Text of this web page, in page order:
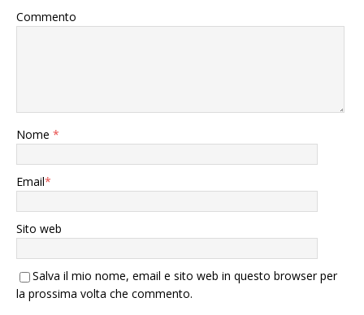
Commento
Nome *
Email*
Sito web
Salva il mio nome, email e sito web in questo browser per
la prossima volta che commento.